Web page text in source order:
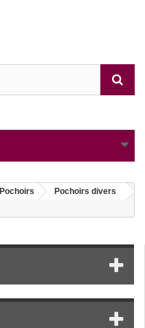
Pochoirs
Pochoirs divers